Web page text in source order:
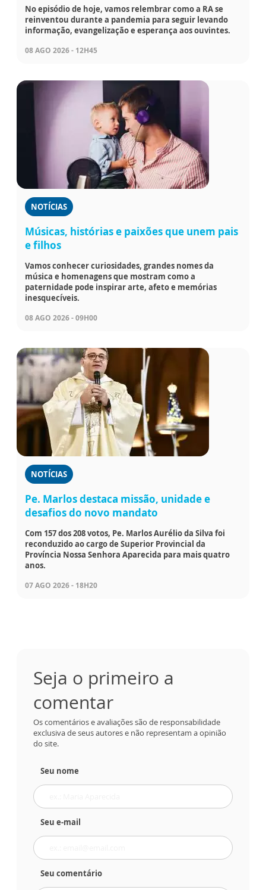
No episódio de hoje, vamos relembrar como a RA se
reinventou durante a pandemia para seguir levando
informação, evangelização e esperança aos ouvintes.
08 AGO 2026 - 12H45
NOTÍCIAS
Músicas, histórias e paixões que unem pais
e filhos
Vamos conhecer curiosidades, grandes nomes da
música e homenagens que mostram como a
paternidade pode inspirar arte, afeto e memórias
inesquecíveis.
08 AGO 2026 - 09H00
NOTÍCIAS
Pe. Marlos destaca missão, unidade e
desafios do novo mandato
Com 157 dos 208 votos, Pe. Marlos Aurélio da Silva foi
reconduzido ao cargo de Superior Provincial da
Província Nossa Senhora Aparecida para mais quatro
anos.
07 AGO 2026 - 18H20
Seja o primeiro a
comentar
Os comentários e avaliações são de responsabilidade
exclusiva de seus autores e não representam a opinião
do site.
Seu nome
Seu e-mail
Seu comentário